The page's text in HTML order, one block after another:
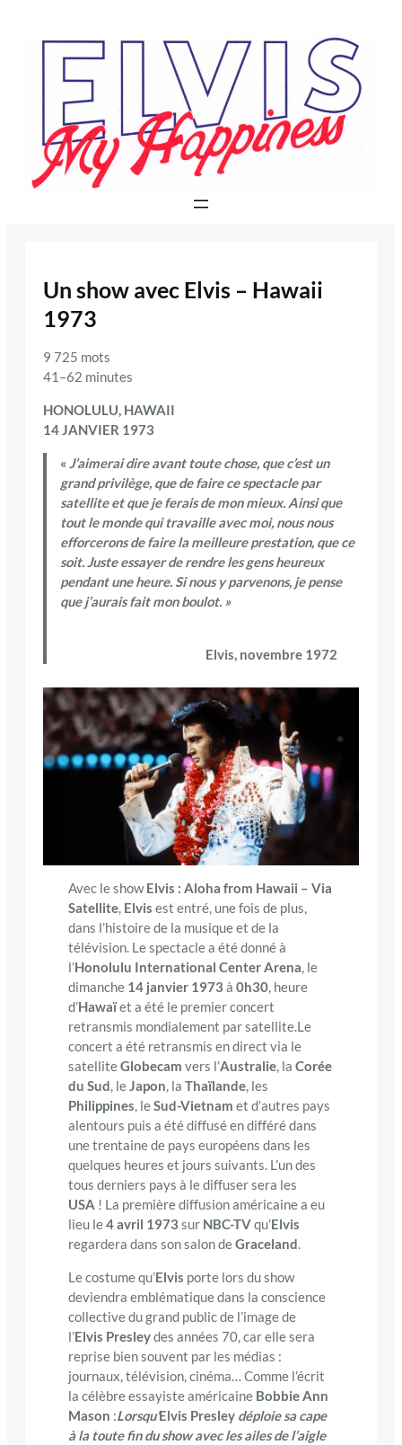
Un show avec Elvis – Hawaii
1973
9 725 mots
41–62 minutes
HONOLULU, HAWAII
14 JANVIER 1973
« J’aimerai dire avant toute chose, que c’est un
grand privilège, que de faire ce spectacle par
satellite et que je ferais de mon mieux. Ainsi que
tout le monde qui travaille avec moi, nous nous
efforcerons de faire la meilleure prestation, que ce
soit. Juste essayer de rendre les gens heureux
pendant une heure. Si nous y parvenons, je pense
que j’aurais fait mon boulot. »
Elvis, novembre 1972
Avec le showElvis : Aloha from Hawaii – Via
Satellite, Elvisest entré, une fois de plus,
dans l’histoire de la musique et de la
télévision. Le spectacle a été donné à
l’Honolulu International Center Arena, le
dimanche 14 janvier 1973à 0h30, heure
d’Hawaïet a été le premier concert
retransmis mondialement par satellite.Le
concert a été retransmis en direct via le
satelliteGlobecamvers l’Australie, la Corée
du Sud, leJapon, la Thaïlande, les
Philippines, leSud-Vietnamet d’autres pays
alentours puis a été diffusé en différé dans
une trentaine de pays européens dans les
quelques heures et jours suivants. L’un des
tous derniers pays à le diffuser sera les
USA ! La première diffusion américaine a eu
lieu le4 avril 1973sur NBC-TVqu’Elvis
regardera dans son salon deGraceland.
Le costume qu’Elvis porte lors du show
deviendra emblématique dans la conscience
collective du grand public de l’image de
l’Elvis Presleydes années 70, car elle sera
reprise bien souvent par les médias :
journaux, télévision, cinéma… Comme l’écrit
la célèbre essayiste américaine Bobbie Ann
Mason :Lorsqu’Elvis Presley déploie sa cape
à la toute fin du show avec les ailes de l’aigle